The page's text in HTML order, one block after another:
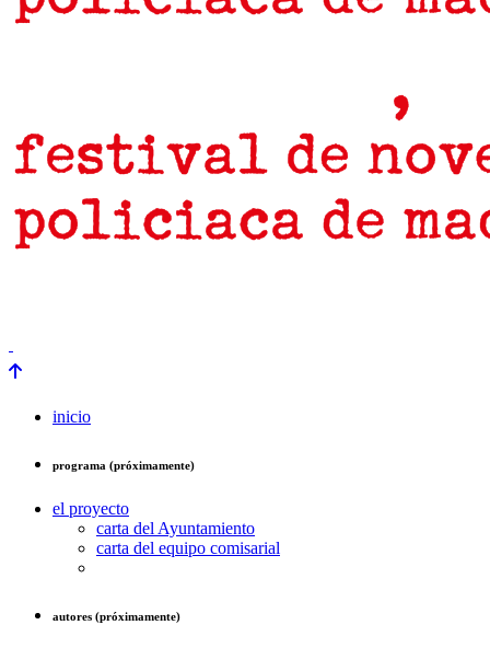
inicio
programa (próximamente)
el proyecto
carta del Ayuntamiento
carta del equipo comisarial
autores (próximamente)